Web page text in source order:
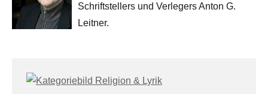
Schriftstellers und Verlegers Anton G.
Leitner.